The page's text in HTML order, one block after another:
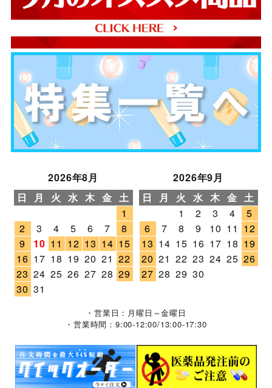
2026年8月
日
月 火 水 木 金 土
1
2
3 4 5 6 7
8
9
10 11 12 13 14 15
16 17 18 19 20 21 22
23 24 25 26 27 28 29
30 31
2026年9月
日
月 火 水 木 金 土
1
2 3 4
5
6
7 8 9 10 11 12
13 14 15 16 17 18 19
20 21 22 23 24 25 26
27 28 29 30
・営業日：月曜日～金曜日
・営業時間：9:00-12:00/13:00-17:30